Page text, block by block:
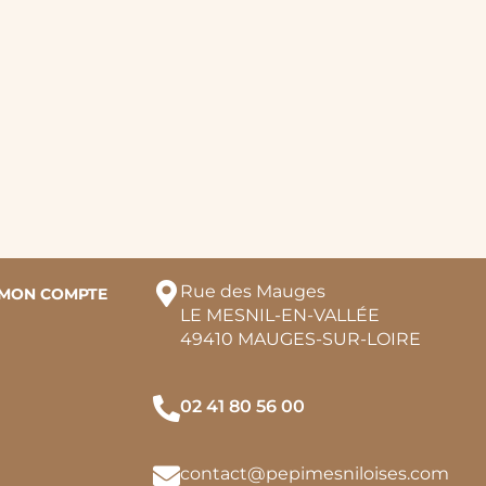
COMPTE
Rue des Mauges
LE MESNIL-EN-VALLÉE
49410 MAUGES-SUR-LOIRE
02 41 80 56 00
contact@pepimesniloises.com